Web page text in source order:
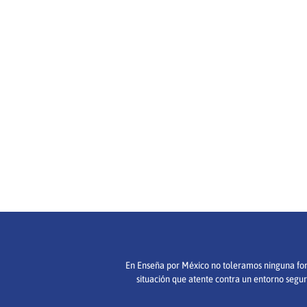
En Enseña por México no toleramos ninguna
situación que atente contra un entorno